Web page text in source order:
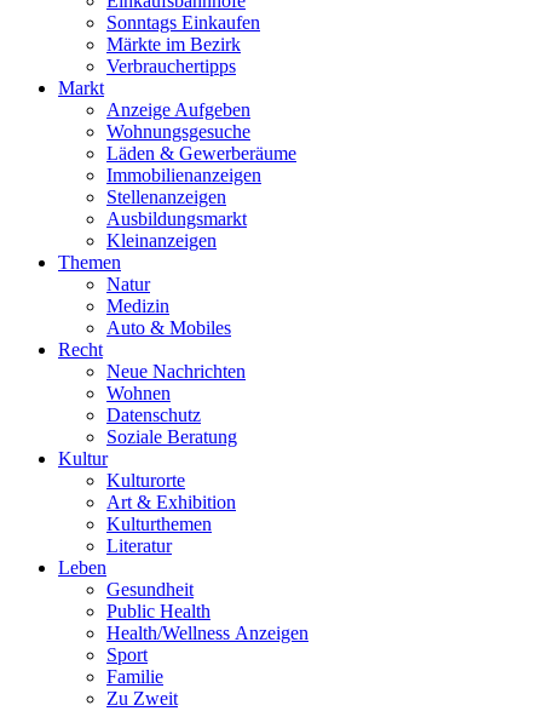
Sonntags Einkaufen
Märkte im Bezirk
Verbrauchertipps
Markt
Anzeige Aufgeben
Wohnungsgesuche
Läden & Gewerberäume
Immobilienanzeigen
Stellenanzeigen
Ausbildungsmarkt
Kleinanzeigen
Themen
Natur
Medizin
Auto & Mobiles
Recht
Neue Nachrichten
Wohnen
Datenschutz
Soziale Beratung
Kultur
Kulturorte
Art & Exhibition
Kulturthemen
Literatur
Leben
Gesundheit
Public Health
Health/Wellness Anzeigen
Sport
Familie
Zu Zweit